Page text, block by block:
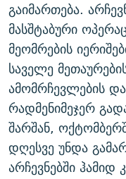
ᲚᲘᲢᲔᲠᲐᲢᲣᲠᲣᲚᲘ
ᲐᲛᲔᲠᲘᲙᲣᲚᲘ
ᲘᲛᲞᲔᲠᲘᲐ ᲓᲐ ᲠᲐᲓᲘᲝ
ᲡᲐᲞᲐᲠᲚᲐᲛᲔᲜᲢᲝ
ᲑᲐᲕᲨᲕᲔᲑᲘ
5 ᲐᲛᲑᲐᲕᲘ - 20 ᲘᲕᲜᲘᲡᲡ
ᲐᲒᲕᲘᲡᲢᲝᲡ ᲝᲛᲘ
ПРИВЕТ ᲙᲣᲚᲢᲣᲠᲐ
რთე/რთ-ის
გაიმართება.
მასშტაბური
მეომრების
საველე
ამომრჩევლების
რადმენიმეჯერ
შარშან,
დღესვე უნდა
არჩევნებში ჰამიდ